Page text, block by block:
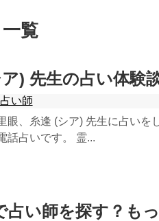
覧
) 先生の占い体験
い師
眼、糸逢 (シア) 先生に占いを
話占いです。 霊...
占い師を探す？も